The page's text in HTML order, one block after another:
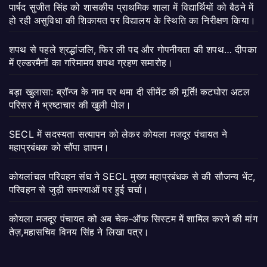
पार्षद सुजीत सिंह को शासकीय प्राथमिक शाला में विद्यार्थियों को बैठने में
हो रही असुविधा की शिकायत पर विद्यालय के स्थिति का निरीक्षण किया।
शपथ से पहले श्रद्धांजलि, फिर ली पद और गोपनीयता की शपथ… दीपका
में एल्डरमैनों का गरिमामय शपथ ग्रहण समारोह।
बड़ा खुलासा: ब्रॉन्ज के नाम पर थमा दी सीमेंट की मूर्ति! कटघोरा अटल
परिसर में भ्रष्टाचार की खुली पोल।
SECL में सदस्यता सत्यापन को लेकर कोयला मजदूर पंचायत ने
महाप्रबंधक को सौंपा ज्ञापन।
कोयलांचल परिवहन संघ ने SECL मुख्य महाप्रबंधक से की सौजन्य भेंट,
परिवहन से जुड़ी समस्याओं पर हुई चर्चा।
कोयला मजदूर पंचायत को अब चेक-ऑफ सिस्टम में शामिल करने की मांग
तेज़,महासचिव विनय सिंह ने लिखा पत्र।